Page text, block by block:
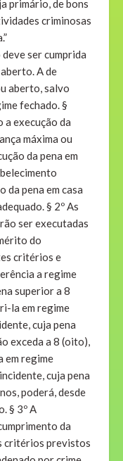
primário, de bons
criminosas
ser cumprida
A de
aberto, salvo
fechado. §
a execução da
máxima ou
da pena em
da pena em casa
§ 2º As
ser executadas
do
critérios e
a regime
superior a 8
la em regime
cuja pena
exceda a 8 (oito),
em regime
cuja pena
poderá, desde
§ 3º A
da
critérios previstos